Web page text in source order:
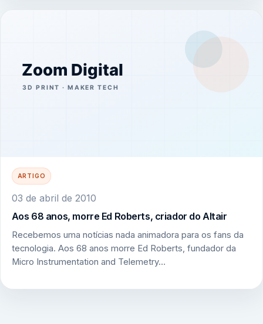
ARTIGO
03 de abril de 2010
Aos 68 anos, morre Ed Roberts, criador do Altair
Recebemos uma notícias nada animadora para os fans da
tecnologia. Aos 68 anos morre Ed Roberts, fundador da
Micro Instrumentation and Telemetry…